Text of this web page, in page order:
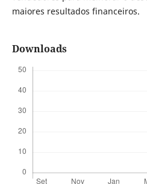
maiores resultados financeiros.
Downloads